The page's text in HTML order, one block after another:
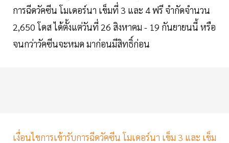
การฉีดวัคซีน โมเดอร์นา เข็มที่ 3 และ 4 ฟรี จำกัดจำนวน
2,650 โดส ได้ตั้งแต่วันที่ 26 สิงหาคม - 19 กันยายนนี้ หรือ
จนกว่าวัคซีนจะหมด มาก่อนมีสิทธิ์ก่อน
เงื่อนไขการเข้ารับการฉีดวัคซีน โมเดอร์นา เข็ม 3 และ เข็ม